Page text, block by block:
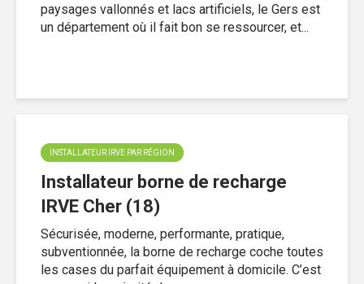
paysages vallonnés et lacs artificiels, le Gers est
un département où il fait bon se ressourcer, et...
INSTALLATEUR IRVE PAR RÉGION
Installateur borne de recharge
IRVE Cher (18)
Sécurisée, moderne, performante, pratique,
subventionnée, la borne de recharge coche toutes
les cases du parfait équipement à domicile. C’est